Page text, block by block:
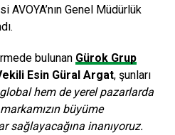
Genel Müdürlük
bulunan Gürok Grup
Esin Güral Argat, şunları
hem de yerel pazarlarda
büyüme
sağlayacağına inanıyoruz.